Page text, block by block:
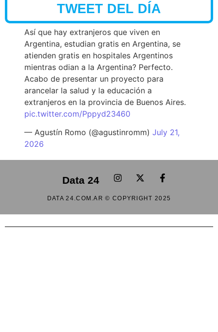
TWEET DEL DÍA
Así que hay extranjeros que viven en
Argentina, estudian gratis en Argentina, se
atienden gratis en hospitales Argentinos
mientras odian a la Argentina? Perfecto.
Acabo de presentar un proyecto para
arancelar la salud y la educación a
extranjeros en la provincia de Buenos Aires.
pic.twitter.com/Pppyd23460
— Agustín Romo (@agustinromm) July 21,
2026
Data 24
DATA 24.COM.AR © COPYRIGHT 2025